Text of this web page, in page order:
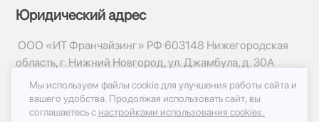
Юридический адрес
ООО «ИТ Франчайзинг» РФ 603148 Нижегородская
область, г. Нижний Новгород, ул. Джамбула, д. 30А
© 2017-2026г, База Цветов 24.ру
Политика конфиденциальности
Мы используем файлы cookie для улучшения работы сайта и
вашего удобства. Продолжая использовать сайт, вы
соглашаетесь с настройками использования cookies.